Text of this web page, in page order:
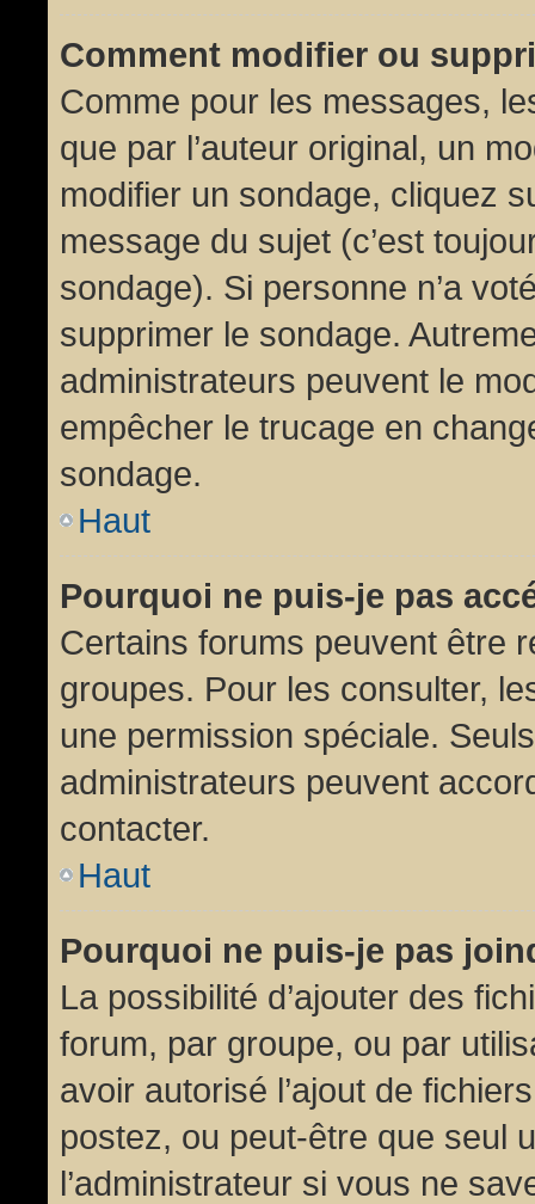
Comment modifier ou
Comme pour les messages,
que par l’auteur original, un
modifier un sondage, cliquez
message du sujet (c’est
sondage). Si personne n’a
supprimer le sondage.
administrateurs peuvent le
empêcher le trucage en
sondage.
Haut
Pourquoi ne puis-je pas
Certains forums peuvent être
groupes. Pour les consulter,
une permission spéciale.
administrateurs peuvent
contacter.
Haut
Pourquoi ne puis-je pas
La possibilité d’ajouter des
forum, par groupe, ou par
avoir autorisé l’ajout de
postez, ou peut-être que seul
l’administrateur si vous ne